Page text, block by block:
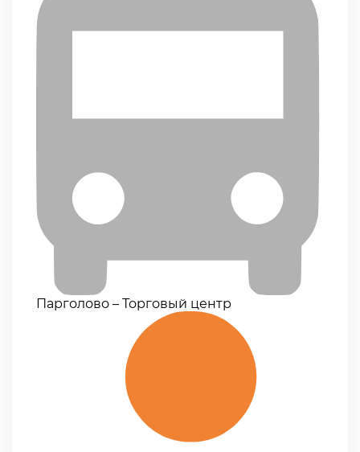
Парголово – Торговый центр